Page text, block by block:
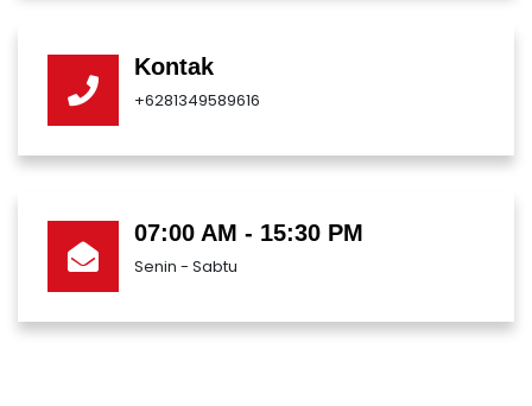
Kontak
+6281349589616
07:00 AM - 15:30 PM
Senin - Sabtu